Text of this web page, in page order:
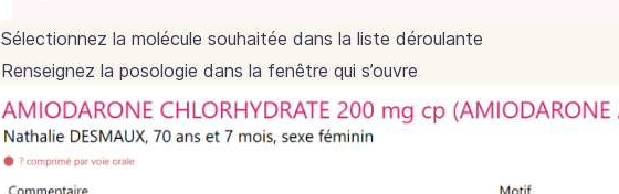
Sélectionnez la molécule souhaitée dans la liste déroulante
Renseignez la posologie dans la fenêtre qui s’ouvre